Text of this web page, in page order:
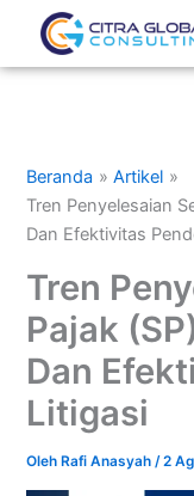
Lewati
konten
Beranda
Artikel
Tren Penyelesaian
Dan Efektivitas
Tren
Pajak
Dan
Litigasi
Oleh Rafi Anasyah/2